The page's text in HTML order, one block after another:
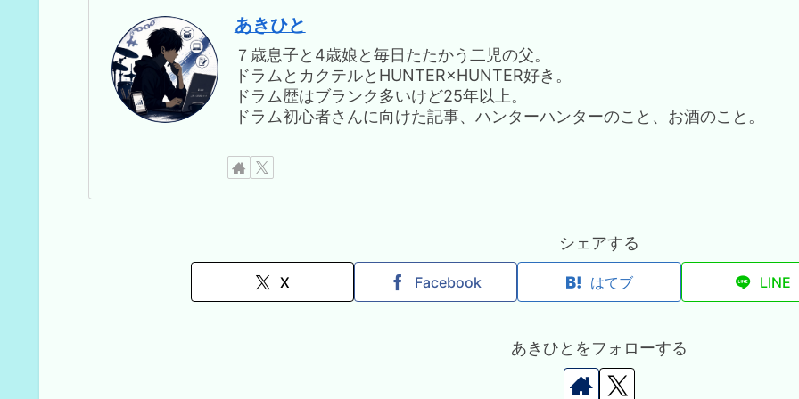
あきひと
７歳息子と4歳娘と毎日たたかう二児の父。
ドラムとカクテルとHUNTER×HUNTER好き。
ドラム歴はブランク多いけど25年以上。
ドラム初心者さんに向けた記事、ハンターハンターのこと、お酒のこと。
シェアする
X Facebook はてブ LINE
あきひとをフォローする